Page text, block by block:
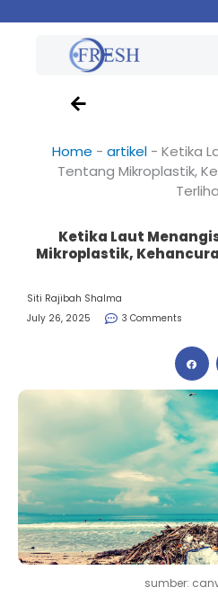
Home - artikel- Ketika
Tentang Mikroplastik,
Ketika Laut
Mikroplastik,
Siti Rajibah Shalma
July 26, 2025
3 Comments
sumber: